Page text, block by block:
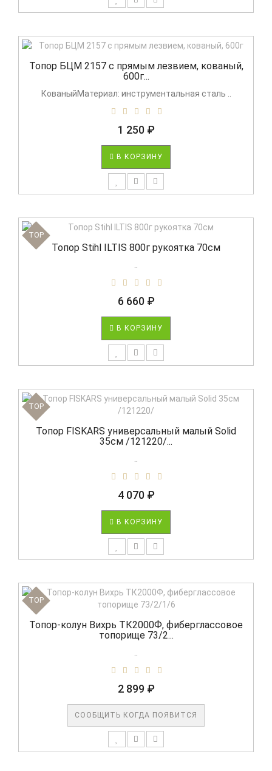
Топор БЦМ 2157 с прямым лезвием, кованый,
600г...
КованыйМатериал: инструментальная сталь ..
1 250 ₽
В КОРЗИНУ
TOP
Топор Stihl ILTIS 800г рукоятка 70см
6 660 ₽
В КОРЗИНУ
TOP
Топор FISKARS универсальный малый Solid
35см /121220/...
4 070 ₽
В КОРЗИНУ
TOP
Топор-колун Вихрь ТК2000Ф, фиберглассовое
топорище 73/2...
2 899 ₽
СООБЩИТЬ КОГДА ПОЯВИТСЯ